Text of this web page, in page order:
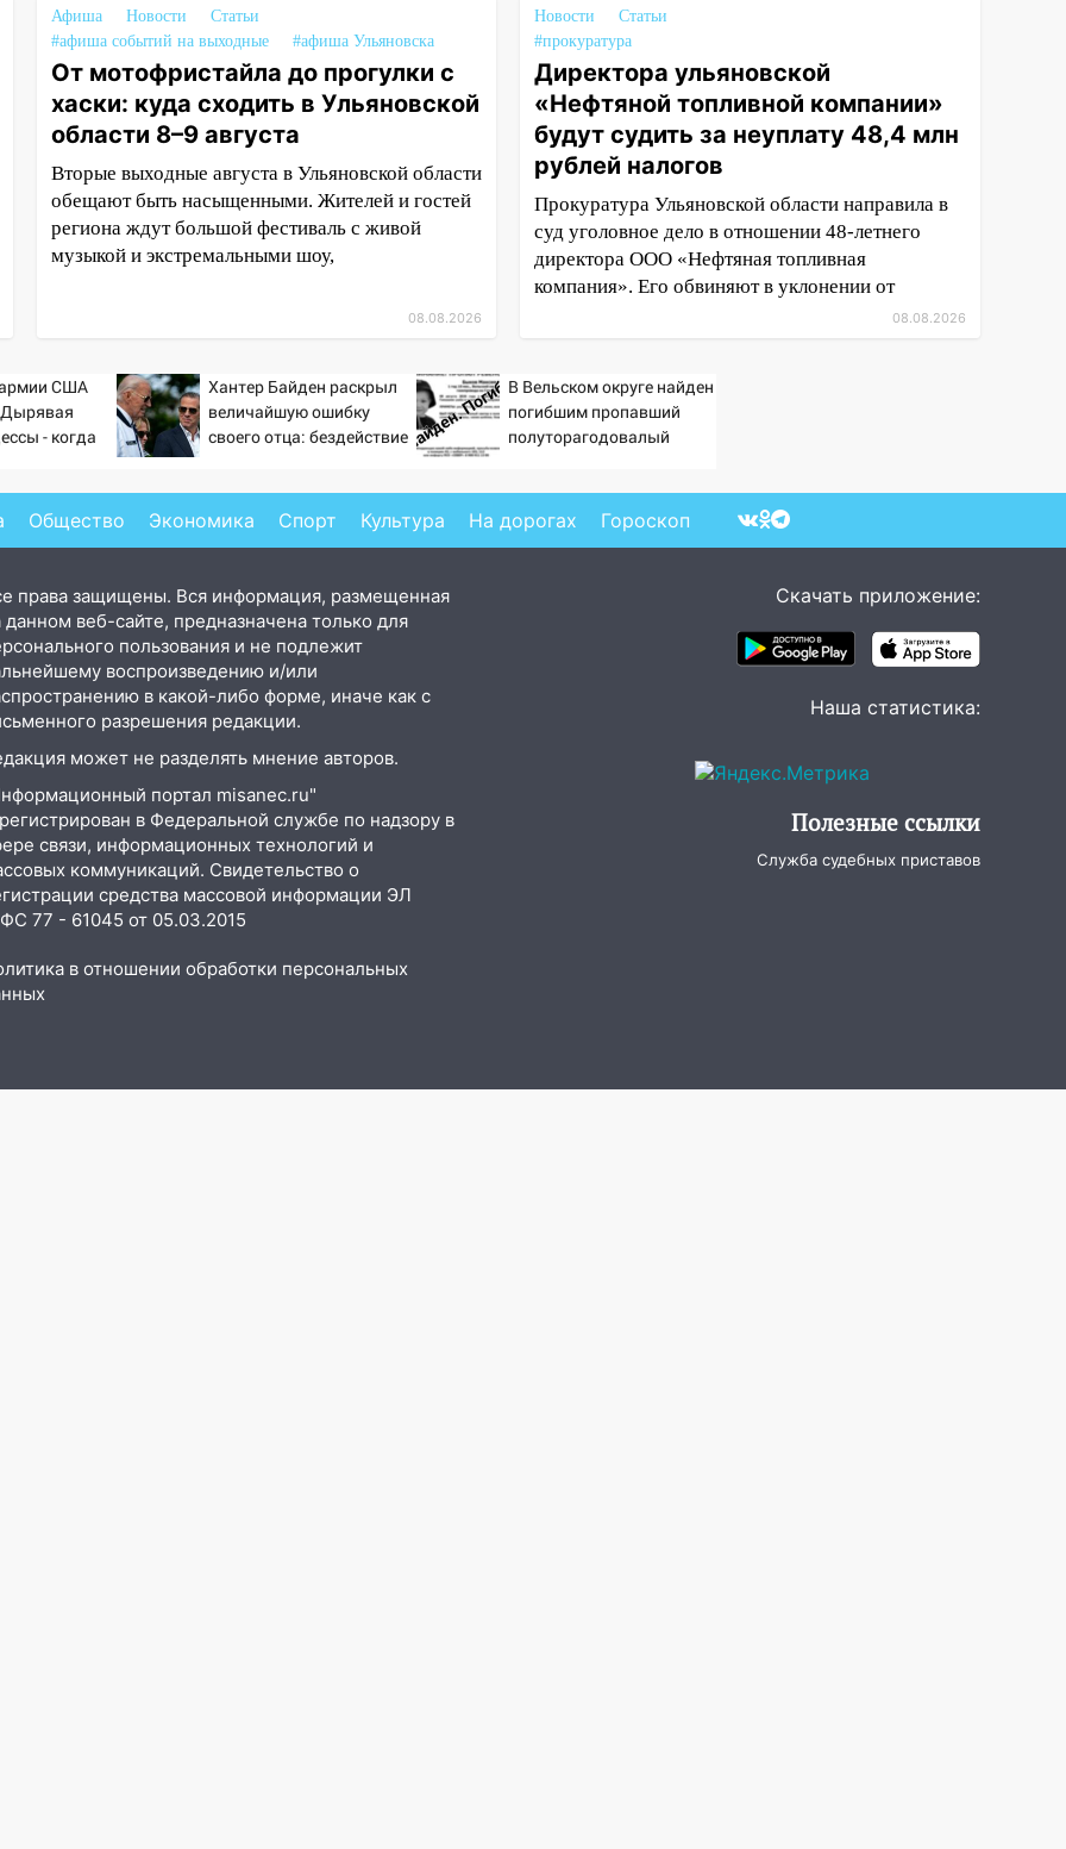
Афиша Новости
Статьи
#афиша событий на выходные
#афиша Ульяновска
От мотофристайла до прогулки с
хаски: куда сходить в Ульяновской
области 8–9 августа
Вторые выходные августа в Ульяновской области
обещают быть насыщенными. Жителей и гостей
региона ждут большой фестиваль с живой
музыкой и экстремальными шоу,
08.08.2026
Новости
Статьи
#прокуратура
Директора ульяновской
«Нефтяной топливной компании»
будут судить за неуплату 48,4 млн
рублей налогов
Прокуратура Ульяновской области направила в
суд уголовное дело в отношении 48-летнего
директора ООО «Нефтяная топливная
компания». Его обвиняют в уклонении от
08.08.2026
США
Дырявая
- когда
Хантер Байден раскрыл
величайшую ошибку
своего отца: бездействие
В Вельском округе найден
погибшим пропавший
полуторагодовалый
Общество Экономика Спорт Культура На дорогах Гороскоп
права защищены. Вся информация, размещенная
данном веб-сайте, предназначена только для
пользования и не подлежит
воспроизведению и/или
в какой-либо форме, иначе как с
разрешения редакции.
может не разделять мнение авторов.
портал misanec.ru"
в Федеральной службе по надзору в
связи, информационных технологий и
коммуникаций. Свидетельство о
средства массовой информации ЭЛ
77 - 61045 от 05.03.2015
в отношении обработки персональных
Скачать приложение:
Наша статистика:
Полезные ссылки
Служба судебных приставов